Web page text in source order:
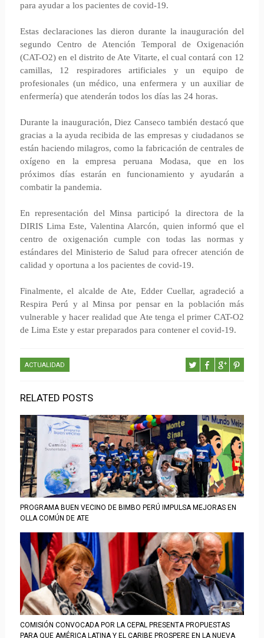
para ayudar a los pacientes de covid-19.
Estas declaraciones las dieron durante la inauguración del
segundo Centro de Atención Temporal de Oxigenación
(CAT-O2) en el distrito de Ate Vitarte, el cual contará con 12
camillas, 12 respiradores artificiales y un equipo de
profesionales (un médico, una enfermera y un auxiliar de
enfermería) que atenderán todos los días las 24 horas.
Durante la inauguración, Diez Canseco también destacó que
gracias a la ayuda recibida de las empresas y ciudadanos se
están haciendo milagros, como la fabricación de centrales de
oxígeno en la empresa peruana Modasa, que en los
próximos días estarán en funcionamiento y ayudarán a
combatir la pandemia.
En representación del Minsa participó la directora de la
DIRIS Lima Este, Valentina Alarcón, quien informó que el
centro de oxigenación cumple con todas las normas y
estándares del Ministerio de Salud para ofrecer atención de
calidad y oportuna a los pacientes de covid-19.
Finalmente, el alcalde de Ate, Edder Cuellar, agradeció a
Respira Perú y al Minsa por pensar en la población más
vulnerable y hacer realidad que Ate tenga el primer CAT-O2
de Lima Este y estar preparados para contener el covid-19.
ACTUALIDAD
RELATED POSTS
PROGRAMA BUEN VECINO DE BIMBO PERÚ IMPULSA MEJORAS EN
OLLA COMÚN DE ATE
COMISIÓN CONVOCADA POR LA CEPAL PRESENTA PROPUESTAS
PARA QUE AMÉRICA LATINA Y EL CARIBE PROSPERE EN LA NUEVA